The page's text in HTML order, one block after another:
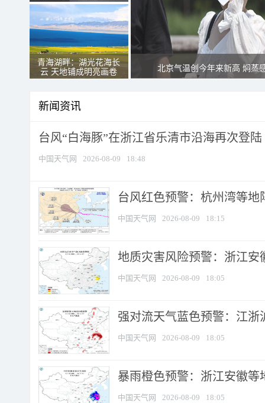
青海湖畔：湖光花海长
云 天地铺成明亮画卷
北京气温创今年来新高 焖蒸
新闻资讯
台风“白海豚”在浙江省乐清市沿海再次登陆
中国天气网 2026-08-09 18:48
台风红色预警：杭州湾等地
中国天气网 2026-08-09 18:15
地质灾害风险预警：浙江安
中国天气网 2026-08-09 18:05
强对流天气蓝色预警：江浙
中国天气网 2026-08-09 18:05
暴雨橙色预警：浙江安徽等
中国天气网 2026-08-09 18:05